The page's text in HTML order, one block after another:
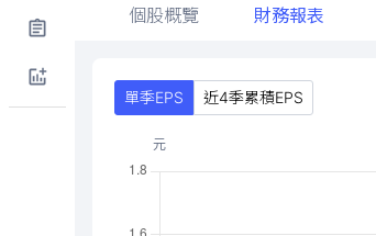
個股概覽 財務報表
單季EPS 近4季累積EPS